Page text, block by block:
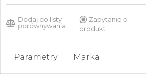
Dodaj do listy
porównywania
Zapytanie o
produkt
Parametry Marka